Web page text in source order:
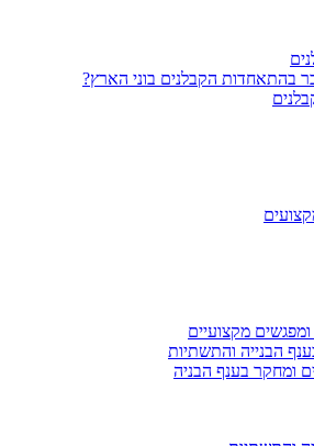
בהתאחדות הקבלנים בוני הארץ?
מקצועיים
הבנייה והתשתיות
ומחקר בענף הבניה